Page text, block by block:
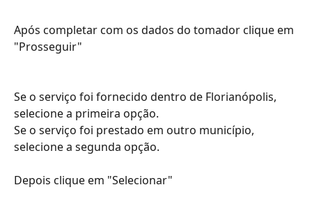
Após completar com os dados do tomador clique em
"Prosseguir"
Se o serviço foi fornecido dentro de Florianópolis,
selecione a primeira opção.
Se o serviço foi prestado em outro município,
selecione a segunda opção.
Depois clique em "Selecionar"